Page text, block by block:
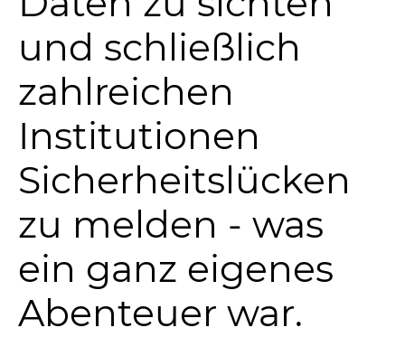
und schließlich
zahlreichen
Institutionen
Sicherheitslücken
zu melden - was
ein ganz eigenes
Abenteuer war.